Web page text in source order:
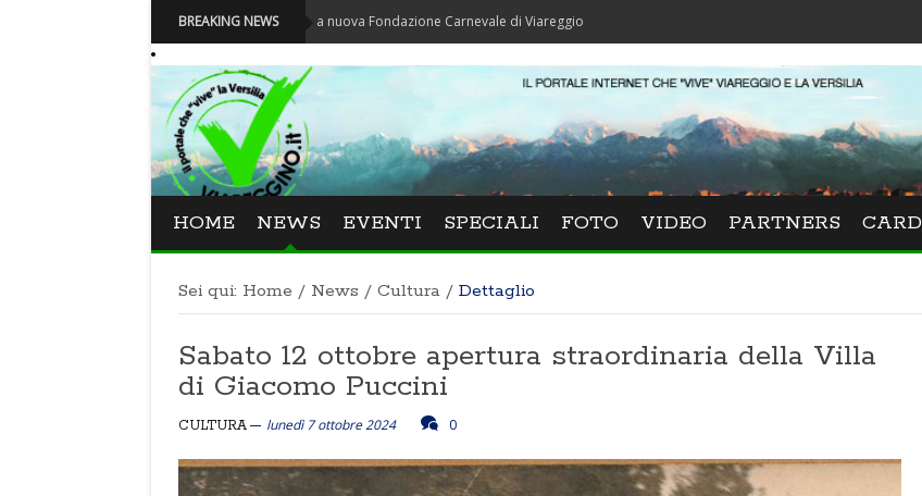
BREAKING NEWS
Carnevale - Nominata la nuova Fondazione Carnevale di Viareggio
HOME NEWS EVENTI SPECIALI FOTO VIDEO PARTNERS CARD
Sei qui: Home / News / Cultura / Dettaglio
Sabato 12 ottobre apertura straordinaria della Villa
di Giacomo Puccini
CULTURA lunedì 7 ottobre 2024 0